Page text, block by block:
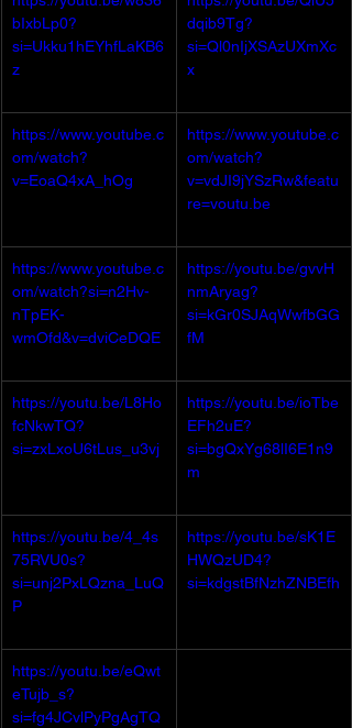
ve_path=MTY0NTAz&
feature=emb_share&
v=7ISFXbG2pHI
bIxbLp0?
si=Ukku1hEYhfLaKB6
z
dqib9Tg?
si=Ql0nIjXSAzUXmXc
x
https://www.youtube.c
om/watch?
v=EoaQ4xA_hOg
https://www.youtube.c
om/watch?
v=vdJI9jYSzRw&featu
re=youtu.be
https://www.youtube.c
om/watch?si=n2Hv-
nTpEK-
wmOfd&v=dyiCeDQE
e
https://youtu.be/gvvH
nmAryag?
si=kGr0SJAqWwfbGG
fM
https://youtu.be/L8Ho
fcNkwTQ?
si=zxLxoU6tLus_u3vj
https://youtu.be/ioTbe
EFh2uE?
si=bgQxYg68lI6E1n9
m
https://youtu.be/4_4s
75RVU0s?
si=unj2PxLQzna_LuQ
P
https://youtu.be/sK1E
HWQzUD4?
si=kdgstBfNzhZNBEfh
https://youtu.be/eQwt
eTujb_s?
si=fg4JCvlPyPgAgTQ